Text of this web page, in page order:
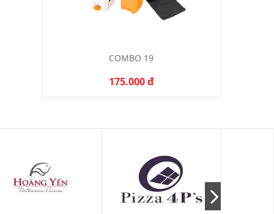
COMBO 19
175.000 đ